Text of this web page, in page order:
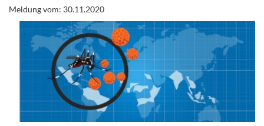
Meldung vom: 30.11.2020